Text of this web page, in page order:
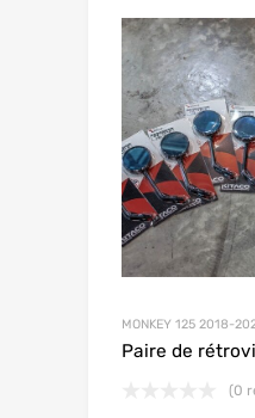
MONKEY 125 2018-
Paire de
(0